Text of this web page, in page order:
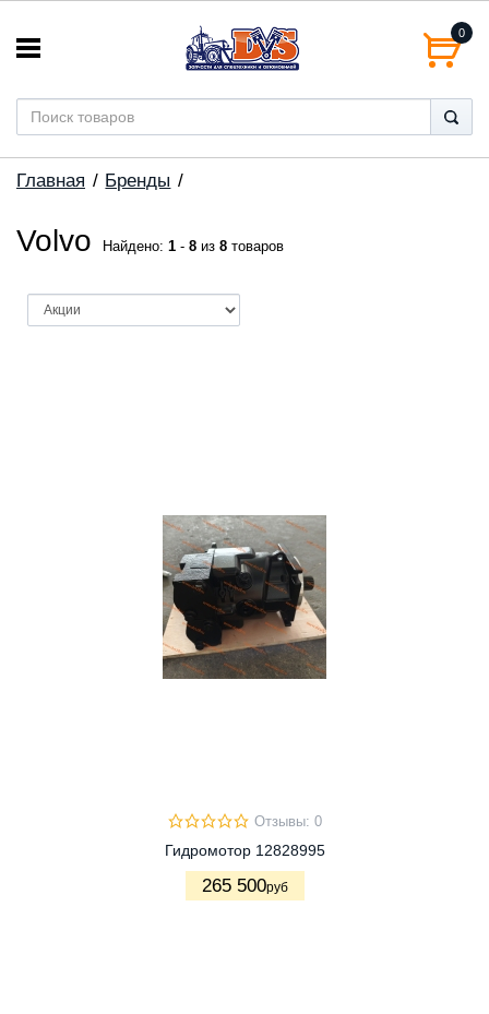
0
Главная Бренды
Volvo Найдено: 1 - 8 из 8 товаров
Отзывы: 0
Гидромотор 12828995
265 500руб